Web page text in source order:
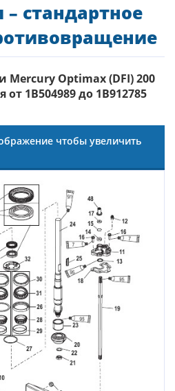
стандартное
Mercury Optimax (DFI) 200
от 1B504989 до 1B912785
чтобы увеличить